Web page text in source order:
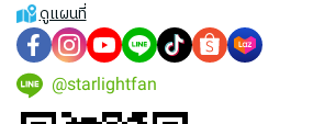
ดูแผนที่
@starlightfan